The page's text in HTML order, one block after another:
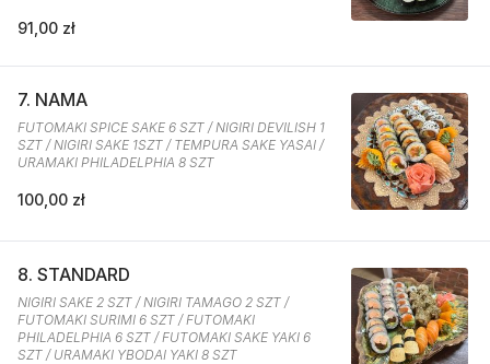
91,00 zł
7. NAMA
FUTOMAKI SPICE SAKE 6 SZT / NIGIRI DEVILISH 1
SZT / NIGIRI SAKE 1SZT / TEMPURA SAKE YASAI /
URAMAKI PHILADELPHIA 8 SZT
100,00 zł
8. STANDARD
NIGIRI SAKE 2 SZT / NIGIRI TAMAGO 2 SZT /
FUTOMAKI SURIMI 6 SZT / FUTOMAKI
PHILADELPHIA 6 SZT / FUTOMAKI SAKE YAKI 6
SZT / URAMAKI YBODAI YAKI 8 SZT